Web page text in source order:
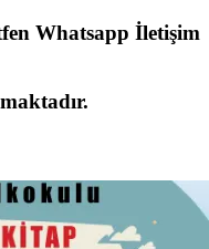
Whatsapp İletişim